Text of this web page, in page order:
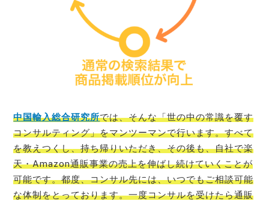
中国輸入総合研究所では、そんな「世の中の常識を覆す
コンサルティング」をマンツーマンで行います。すべて
を教えつくし、持ち帰りいただき、その後も、自社で楽
天・Amazon通販事業の売上を伸ばし続けていくことが
可能です。都度、コンサル先には、いつでもご相談可能
な体制をとっております。一度コンサルを受けたら通販